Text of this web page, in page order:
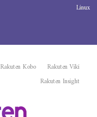
Linux
Rakuten Viki
Rakuten Kobo
Rakuten Insight